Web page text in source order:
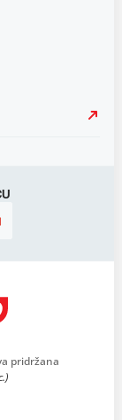
pridržana